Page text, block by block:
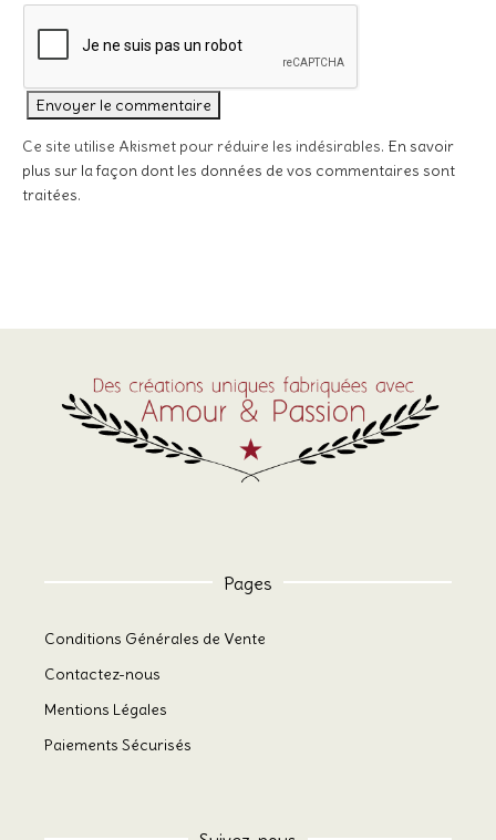
Ce site utilise Akismet pour réduire les indésirables. En savoir
plus sur la façon dont les données de vos commentaires sont
traitées.
Pages
Conditions Générales de Vente
Contactez-nous
Mentions Légales
Paiements Sécurisés